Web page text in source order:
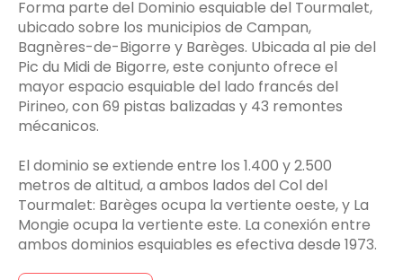
Forma parte del Dominio esquiable del Tourmalet,
ubicado sobre los municipios de Campan,
Bagnères-de-Bigorre y Barèges. Ubicada al pie del
Pic du Midi de Bigorre, este conjunto ofrece el
mayor espacio esquiable del lado francés del
Pirineo, con 69 pistas balizadas y 43 remontes
mécanicos.
El dominio se extiende entre los 1.400 y 2.500
metros de altitud, a ambos lados del Col del
Tourmalet: Barèges ocupa la vertiente oeste, y La
Mongie ocupa la vertiente este. La conexión entre
ambos dominios esquiables es efectiva desde 1973.